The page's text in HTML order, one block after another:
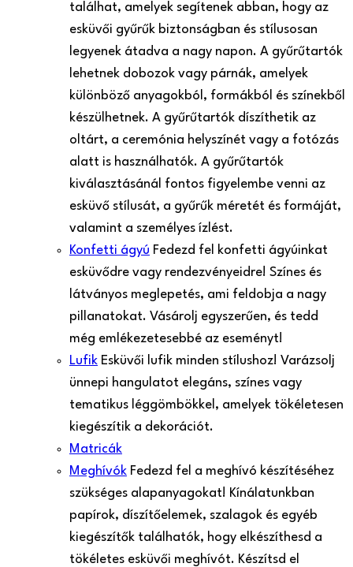
találhat, amelyek segítenek abban, hogy az
esküvői gyűrűk biztonságban és stílusosan
legyenek átadva a nagy napon. A gyűrűtartók
lehetnek dobozok vagy párnák, amelyek
különböző anyagokból, formákból és színekből
készülhetnek. A gyűrűtartók díszíthetik az
oltárt, a ceremónia helyszínét vagy a fotózás
alatt is használhatók. A gyűrűtartók
kiválasztásánál fontos figyelembe venni az
esküvő stílusát, a gyűrűk méretét és formáját,
valamint a személyes ízlést.
Konfetti ágyú Fedezd fel konfetti ágyúinkat
esküvődre vagy rendezvényeidre! Színes és
látványos meglepetés, ami feldobja a nagy
pillanatokat. Vásárolj egyszerűen, és tedd
még emlékezetesebbé az eseményt!
Lufik Esküvői lufik minden stílushoz! Varázsolj
ünnepi hangulatot elegáns, színes vagy
tematikus léggömbökkel, amelyek tökéletesen
kiegészítik a dekorációt.
Matricák
Meghívók Fedezd fel a meghívó készítéséhez
szükséges alapanyagokat! Kínálatunkban
papírok, díszítőelemek, szalagok és egyéb
kiegészítők találhatók, hogy elkészíthesd a
tökéletes esküvői meghívót. Készítsd el